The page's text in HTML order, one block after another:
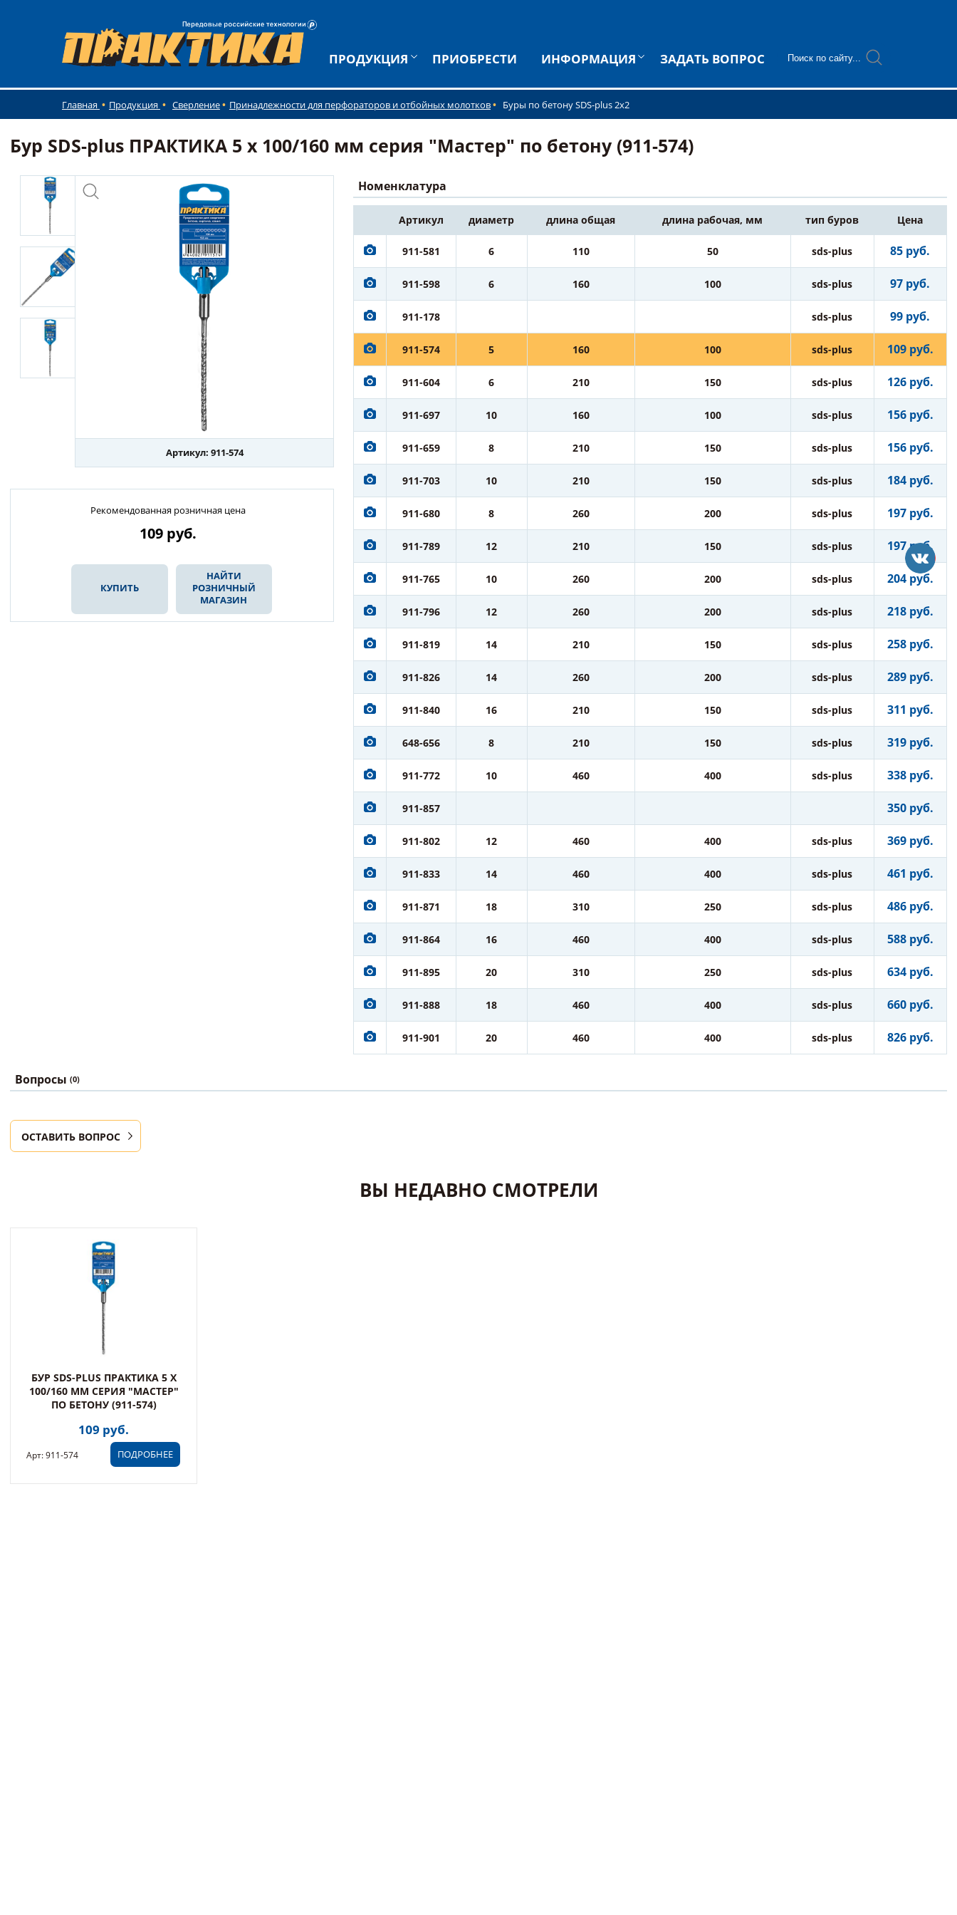
ПРОДУКЦИЯ ПРИОБРЕСТИ ИНФОРМАЦИЯ ЗАДАТЬ ВОПРОС
Главная Продукция Сверление Принадлежности для перфораторов и отбойных молотков Буры по бетону SDS-plus 2x2
Бур SDS-plus ПРАКТИКА 5 х 100/160 мм серия "Мастер" по бетону (911-574)
Артикул: 911-574
Рекомендованная розничная цена
109 руб.
КУПИТЬ
НАЙТИ
РОЗНИЧНЫЙ
МАГАЗИН
Номенклатура
Артикул диаметр длина общая длина рабочая, мм тип буров Цена
911-581 6 110 50 sds-plus 85 руб.
911-598 6 160 100 sds-plus 97 руб.
911-178 sds-plus 99 руб.
911-574 5 160 100 sds-plus 109 руб.
911-604 6 210 150 sds-plus 126 руб.
911-697 10 160 100 sds-plus 156 руб.
911-659 8 210 150 sds-plus 156 руб.
911-703 10 210 150 sds-plus 184 руб.
911-680 8 260 200 sds-plus 197 руб.
911-789 12 210 150 sds-plus 197 руб.
911-765 10 260 200 sds-plus 204 руб.
911-796 12 260 200 sds-plus 218 руб.
911-819 14 210 150 sds-plus 258 руб.
911-826 14 260 200 sds-plus 289 руб.
911-840 16 210 150 sds-plus 311 руб.
648-656 8 210 150 sds-plus 319 руб.
911-772 10 460 400 sds-plus 338 руб.
911-857 350 руб.
911-802 12 460 400 sds-plus 369 руб.
911-833 14 460 400 sds-plus 461 руб.
911-871 18 310 250 sds-plus 486 руб.
911-864 16 460 400 sds-plus 588 руб.
911-895 20 310 250 sds-plus 634 руб.
911-888 18 460 400 sds-plus 660 руб.
911-901 20 460 400 sds-plus 826 руб.
Вопросы (0)
ОСТАВИТЬ ВОПРОС
ВЫ НЕДАВНО СМОТРЕЛИ
БУР SDS-PLUS ПРАКТИКА 5 Х
100/160 ММ СЕРИЯ "МАСТЕР"
ПО БЕТОНУ (911-574)
109 руб.
ПОДРОБНЕЕ
Арт: 911-574